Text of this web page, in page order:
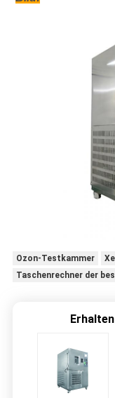
Ozon-Testkammer
Taschenrechner der